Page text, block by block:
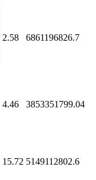
2.58 6861196826.7
4.46 3853351799.04
15.72 5149112802.6